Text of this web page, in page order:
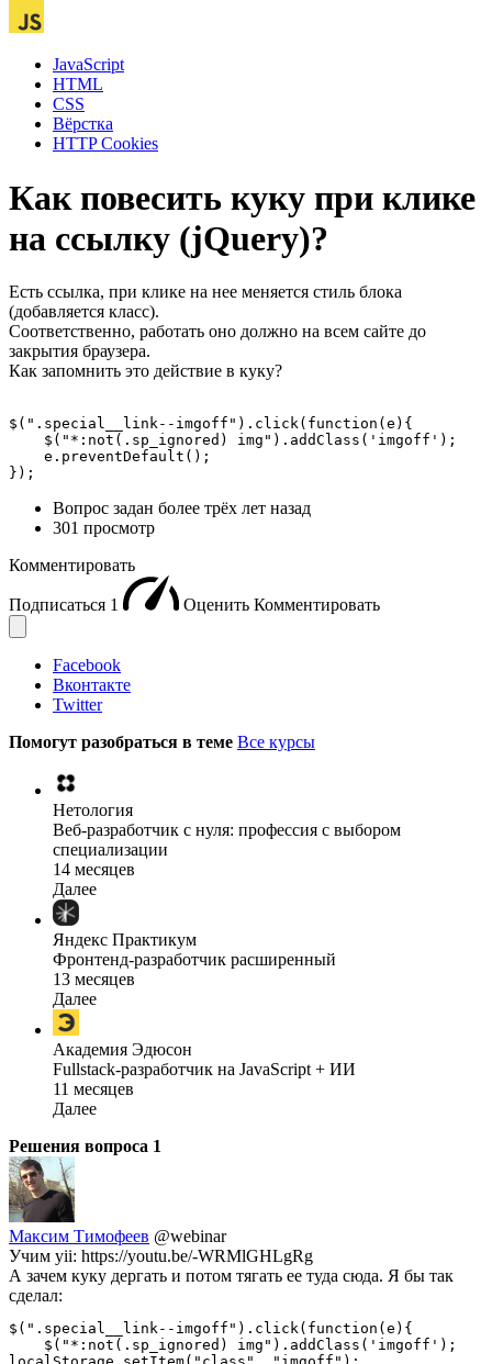
JavaScript
HTML
CSS
Вёрстка
HTTP Cookies
Как повесить куку при клике
на ссылку (jQuery)?
Есть ссылка, при клике на нее меняется стиль блока
(добавляется класс).
Соответственно, работать оно должно на всем сайте до
закрытия браузера.
Как запомнить это действие в куку?
$(".special__link--imgoff").click(function(e){
    $("*:not(.sp_ignored) img").addClass('imgoff');
    e.preventDefault();
});
Вопрос задан более трёх лет назад
301 просмотр
Комментировать
Подписаться 1 Оценить Комментировать
Facebook
Вконтакте
Twitter
Помогут разобраться в теме Все курсы
Нетология
Веб-разработчик с нуля: профессия с выбором
специализации
14 месяцев
Далее
Яндекс Практикум
Фронтенд-разработчик расширенный
13 месяцев
Далее
Академия Эдюсон
Fullstack-разработчик на JavaScript + ИИ
11 месяцев
Далее
Решения вопроса 1
Максим Тимофеев @webinar
Учим yii: https://youtu.be/-WRMlGHLgRg
А зачем куку дергать и потом тягать ее туда сюда. Я бы так
сделал:
$(".special__link--imgoff").click(function(e){
    $("*:not(.sp_ignored) img").addClass('imgoff');